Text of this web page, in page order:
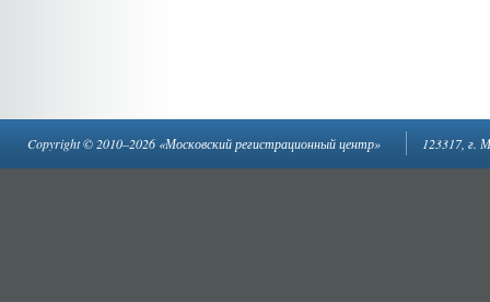
Copyright © 2010–2026 «Московский регистрационный центр» 123317, г.